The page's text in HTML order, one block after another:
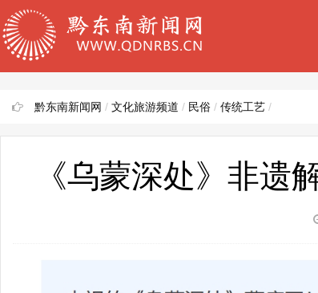
黔东南新闻网 / 文化旅游频道 / 民俗 / 传统工艺 /
《乌蒙深处》非遗